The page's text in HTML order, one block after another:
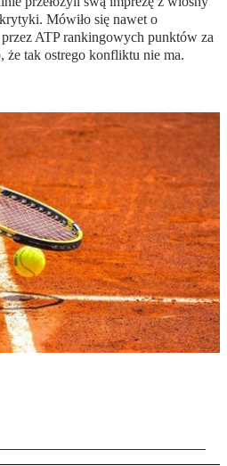
Mówiło się nawet o
ATP rankingowych punktów za
tak ostrego konfliktu nie ma.